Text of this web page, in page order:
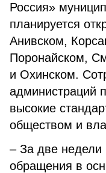
Россия»
планируется
Анивском,
Поронайском,
и Охинском.
администраций
высокие
обществом и
– За две недели
обращения в